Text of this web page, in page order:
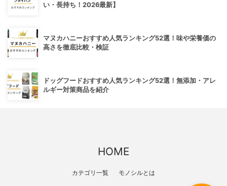
い・長持ち！2026最新】
マヌカハニーおすすめ人気ランキング52選！味や栄養価の
高さを徹底比較・検証
ドッグフードおすすめ人気ランキング52選！無添加・アレ
ルギー対策商品を紹介
HOME
カテゴリ一覧 モノシルとは